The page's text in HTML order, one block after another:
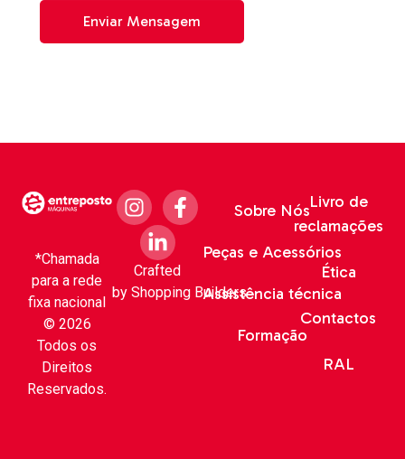
*Chamada
para a rede
fixa nacional
© 2026
Todos os
Direitos
Reservados.
Sobre Nós
Peças e Acessórios
Assistência técnica
Formação
Livro de
reclamações
Ética
Contactos
RAL
Crafted
by Shopping Builders